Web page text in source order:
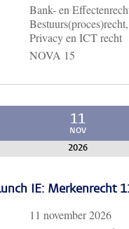
Bank- en
Privacy en ICT recht
NOVA 15
11
NOV
2026
IE: Merkenrecht
11 november 2026